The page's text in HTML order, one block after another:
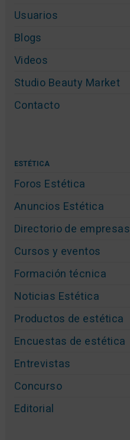
Usuarios
Blogs
Videos
Studio Beauty Market
Contacto
ESTÉTICA
Foros Estética
Anuncios Estética
Directorio de empresas
Cursos y eventos
Formación técnica
Noticias Estética
Productos de estética
Encuestas de estética
Entrevistas
Concurso
Editorial